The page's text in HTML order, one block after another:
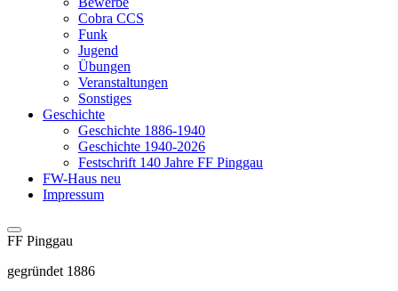
Cobra CCS
Funk
Jugend
Übungen
Veranstaltungen
Sonstiges
Geschichte
Geschichte 1886-1940
Geschichte 1940-2026
Festschrift 140 Jahre FF Pinggau
FW-Haus neu
Impressum
FF Pinggau
gegründet 1886